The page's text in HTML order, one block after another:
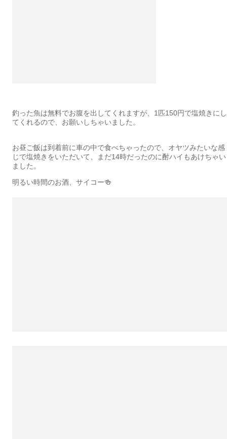
釣った魚は無料でお腹を出してくれますが、1匹150円で塩焼きにし
てくれるので、お願いしちゃいました。
お昼ご飯は到着前に車の中で食べちゃったので、オヤツみたいな感
じで塩焼きをいただいて、まだ14時だったのに酎ハイもあけちゃい
ました。
明るい時間のお酒、サイコー🍻